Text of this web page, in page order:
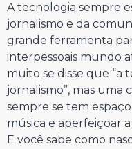
A tecnologia sempre
jornalismo e da
grande ferramenta
interpessoais mundo
muito se disse que “a
jornalismo”, mas uma
sempre se tem
música e aperfeiçoar
E você sabe como